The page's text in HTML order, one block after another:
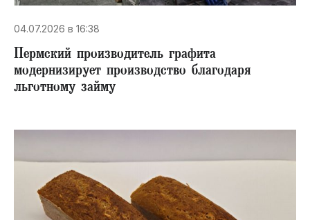
04.07.2026 в 16:38
Пермский производитель графита
модернизирует производство благодаря
льготному займу